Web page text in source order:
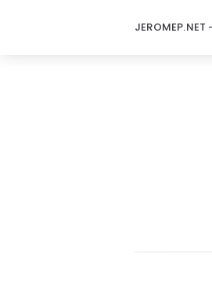
JEROMEP.NET